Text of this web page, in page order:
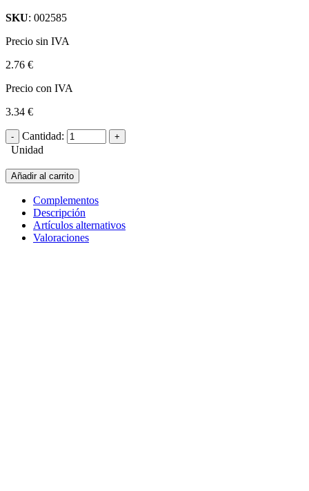
SKU: 002585
Precio sin IVA
2.76 €
Precio con IVA
3.34 €
Cantidad:
Unidad
Añadir al carrito
Complementos
Descripción
Artículos alternativos
Valoraciones